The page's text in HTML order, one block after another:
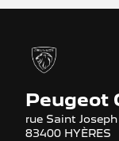
Peugeot
rue Saint Joseph
83400 HYÈRES